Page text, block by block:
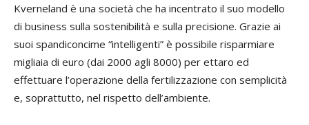
Kverneland è una società che ha incentrato il suo modello
di business sulla sostenibilità e sulla precisione. Grazie ai
suoi spandiconcime “intelligenti” è possibile risparmiare
migliaia di euro (dai 2000 agli 8000) per ettaro ed
effettuare l’operazione della fertilizzazione con semplicità
e, soprattutto, nel rispetto dell’ambiente.